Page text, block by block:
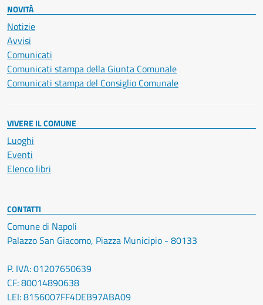
NOVITÀ
Notizie
Avvisi
Comunicati
Comunicati stampa della Giunta Comunale
Comunicati stampa del Consiglio Comunale
VIVERE IL COMUNE
Luoghi
Eventi
Elenco libri
CONTATTI
Comune di Napoli
Palazzo San Giacomo, Piazza Municipio - 80133
P. IVA: 01207650639
CF: 80014890638
LEI: 8156007FF4DEB97ABA09